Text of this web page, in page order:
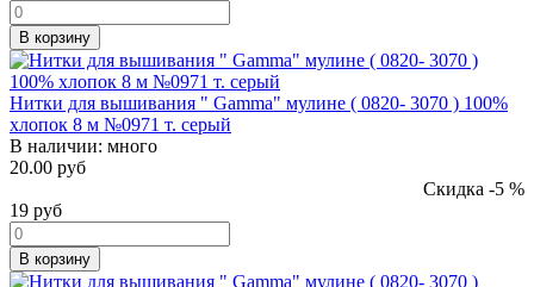
В корзину
Нитки для вышивания " Gamma" мулине ( 0820- 3070 ) 100%
хлопок 8 м №0971 т. серый
В наличии: много
20.00 руб
Скидка -5 %
19 руб
В корзину